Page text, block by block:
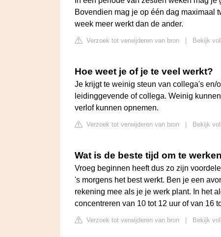
Bovendien mag je op één dag maximaal
week meer werkt dan de ander.
Verzoek tot verwijderen van bron Bekijk
Hoe weet je of je te veel werkt?
Je krijgt te weinig steun van collega's
leidinggevende of collega. Weinig
verlof kunnen opnemen.
Verzoek tot verwijderen van bron Bekijk
Wat is de beste tijd om te
Vroeg beginnen heeft dus zo zijn
's morgens het best werkt. Ben je een
rekening mee als je je werk plant. In het
concentreren van 10 tot 12 uur of van 16
Verzoek tot verwijderen van bron Bekijk